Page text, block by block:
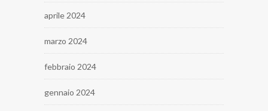
aprile 2024
marzo 2024
febbraio 2024
gennaio 2024